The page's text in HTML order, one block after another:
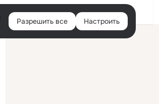
Войти
Разрешить все Настроить